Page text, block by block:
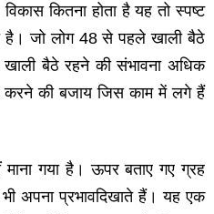
कितना होता है यह तो स्‍पष्‍ट
है। जो लोग 48 से पहले खाली बैठे
बैठे रहने की संभावना अधिक
करने की बजाय जिस काम में लगे हैं
गया है। ऊपर बताए गए ग्रह
अपना प्रभावदिखाते हैं। यह एक